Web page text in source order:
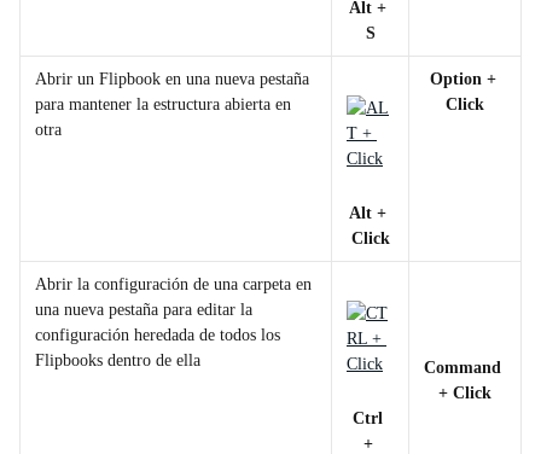
Alt +
S
Abrir un Flipbook en una nueva pestaña
para mantener la estructura abierta en
otra
Alt +
Click
Option +
Click
Abrir la configuración de una carpeta en
una nueva pestaña para editar la
configuración heredada de todos los
Flipbooks dentro de ella
Ctrl
+
Command
+ Click